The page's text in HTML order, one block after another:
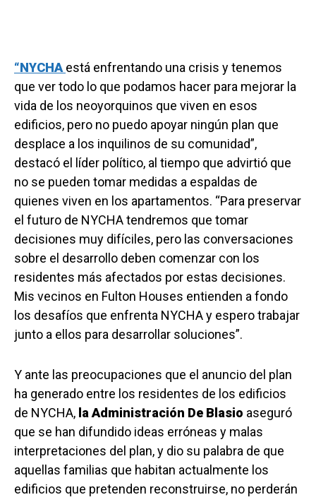
“NYCHA está enfrentando una crisis y tenemos
que ver todo lo que podamos hacer para mejorar la
vida de los neoyorquinos que viven en esos
edificios, pero no puedo apoyar ningún plan que
desplace a los inquilinos de su comunidad”,
destacó el líder político, al tiempo que advirtió que
no se pueden tomar medidas a espaldas de
quienes viven en los apartamentos. “Para preservar
el futuro de NYCHA tendremos que tomar
decisiones muy difíciles, pero las conversaciones
sobre el desarrollo deben comenzar con los
residentes más afectados por estas decisiones.
Mis vecinos en Fulton Houses entienden a fondo
los desafíos que enfrenta NYCHA y espero trabajar
junto a ellos para desarrollar soluciones”.
Y ante las preocupaciones que el anuncio del plan
ha generado entre los residentes de los edificios
de NYCHA, la Administración De Blasio aseguró
que se han difundido ideas erróneas y malas
interpretaciones del plan, y dio su palabra de que
aquellas familias que habitan actualmente los
edificios que pretenden reconstruirse, no perderán